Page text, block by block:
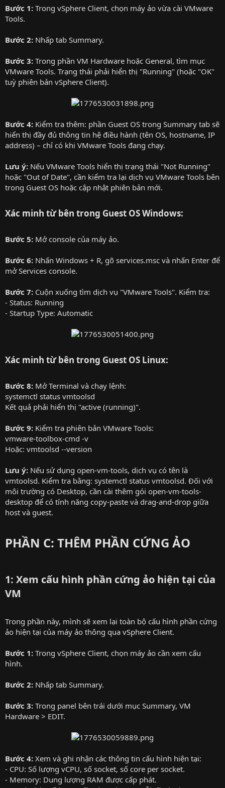
Bước 1: Trong vSphere Client, chọn máy ảo vừa cài VMware
Tools.
Bước 2: Nhấp tab Summary.
Bước 3: Trong phần VM Hardware hoặc General, tìm mục
VMware Tools. Trạng thái phải hiển thị "Running" (hoặc "OK"
tuỳ phiên bản vSphere Client).
Bước 4: Kiểm tra thêm: phần Guest OS trong Summary tab sẽ
hiển thị đầy đủ thông tin hệ điều hành (tên OS, hostname, IP
address) – chỉ có khi VMware Tools đang chạy.
Lưu ý: Nếu VMware Tools hiển thị trạng thái "Not Running"
hoặc "Out of Date", cần kiểm tra lại dịch vụ VMware Tools bên
trong Guest OS hoặc cập nhật phiên bản mới.
Xác minh từ bên trong Guest OS Windows:
Bước 5: Mở console của máy ảo.
Bước 6: Nhấn Windows + R, gõ services.msc và nhấn Enter để
mở Services console.
Bước 7: Cuộn xuống tìm dịch vụ "VMware Tools". Kiểm tra:
- Status: Running
- Startup Type: Automatic
Xác minh từ bên trong Guest OS Linux:
Bước 8: Mở Terminal và chạy lệnh:
systemctl status vmtoolsd
Kết quả phải hiển thị "active (running)".
Bước 9: Kiểm tra phiên bản VMware Tools:
vmware-toolbox-cmd -v
Hoặc: vmtoolsd --version
Lưu ý: Nếu sử dụng open-vm-tools, dịch vụ có tên là
vmtoolsd. Kiểm tra bằng: systemctl status vmtoolsd. Đối với
môi trường có Desktop, cần cài thêm gói open-vm-tools-
desktop để có tính năng copy-paste và drag-and-drop giữa
host và guest.
PHẦN C: THÊM PHẦN CỨNG ẢO
1: Xem cấu hình phần cứng ảo hiện tại của
VM
Trong phần này, mình sẽ xem lại toàn bộ cấu hình phần cứng
ảo hiện tại của máy ảo thông qua vSphere Client.
Bước 1: Trong vSphere Client, chọn máy ảo cần xem cấu
hình.
Bước 2: Nhấp tab Summary.
Bước 3: Trong panel bên trái dưới mục Summary, VM
Hardware > EDIT.
Bước 4: Xem và ghi nhận các thông tin cấu hình hiện tại:
- CPU: Số lượng vCPU, số socket, số core per socket.
- Memory: Dung lượng RAM được cấp phát.